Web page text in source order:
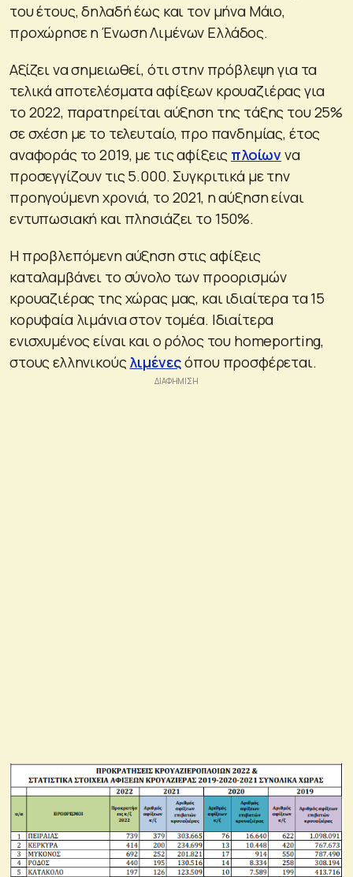
του έτους, δηλαδή έως και τον μήνα Μάιο,
προχώρησε η Ένωση Λιμένων Ελλάδος.
Αξίζει να σημειωθεί, ότι στην πρόβλεψη για τα
τελικά αποτελέσματα αφίξεων κρουαζιέρας για
το 2022, παρατηρείται αύξηση της τάξης του 25%
σε σχέση με το τελευταίο, προ πανδημίας, έτος
αναφοράς το 2019, με τις αφίξεις πλοίωννα
προσεγγίζουν τις 5.000. Συγκριτικά με την
προηγούμενη χρονιά, το 2021, η αύξηση είναι
εντυπωσιακή και πλησιάζει το 150%.
Η προβλεπόμενη αύξηση στις αφίξεις
καταλαμβάνει το σύνολο των προορισμών
κρουαζιέρας της χώρας μας, και ιδιαίτερα τα 15
κορυφαία λιμάνια στον τομέα. Ιδιαίτερα
ενισχυμένος είναι και ο ρόλος του homeporting,
στους ελληνικούςλιμένεςόπου προσφέρεται.